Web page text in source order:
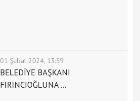
01 Şubat 2024, 13:59
BELEDİYE BAŞKANI
FIRINCIOĞLUNA ...